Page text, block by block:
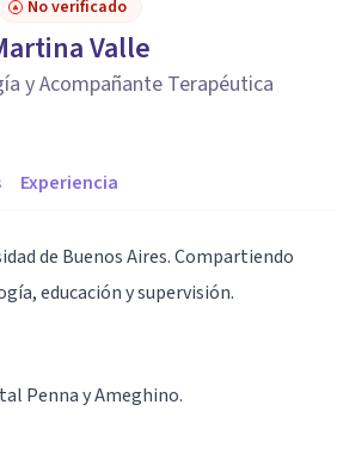
No verificado
Valle
y Acompañante Terapéutica
Experiencia
de Buenos Aires. Compartiendo
educación y supervisión.
Penna y Ameghino.